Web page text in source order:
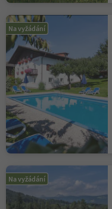
Na vyžádání
Na vyžádání